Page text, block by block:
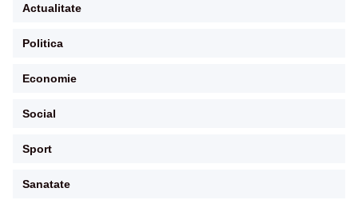
Actualitate
Politica
Economie
Social
Sport
Sanatate